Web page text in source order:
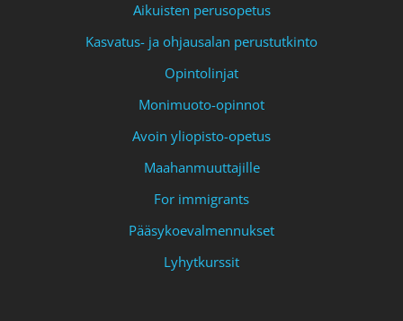
Aikuisten perusopetus
Kasvatus- ja ohjausalan perustutkinto
Opintolinjat
Monimuoto-opinnot
Avoin yliopisto-opetus
Maahanmuuttajille
For immigrants
Pääsykoevalmennukset
Lyhytkurssit